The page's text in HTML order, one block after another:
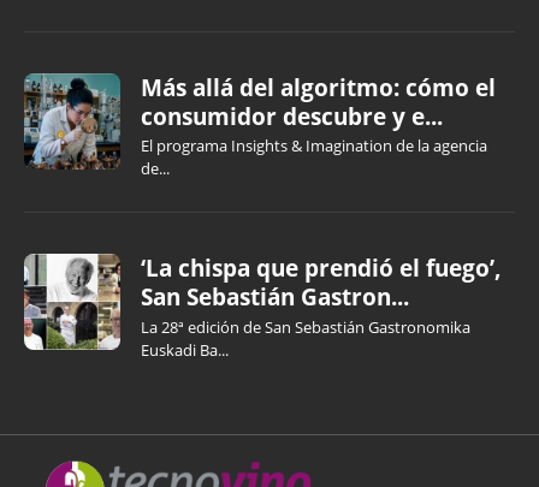
Más allá del algoritmo: cómo el
consumidor descubre y e...
El programa Insights & Imagination de la agencia
de...
‘La chispa que prendió el fuego’,
San Sebastián Gastron...
La 28ª edición de San Sebastián Gastronomika
Euskadi Ba...